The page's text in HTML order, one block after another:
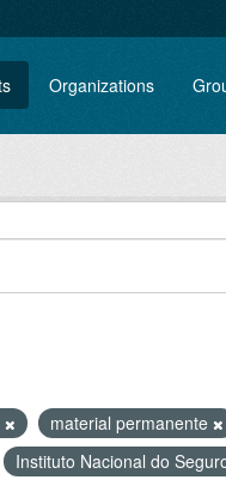
Organizations
material permanente
Instituto Nacional do